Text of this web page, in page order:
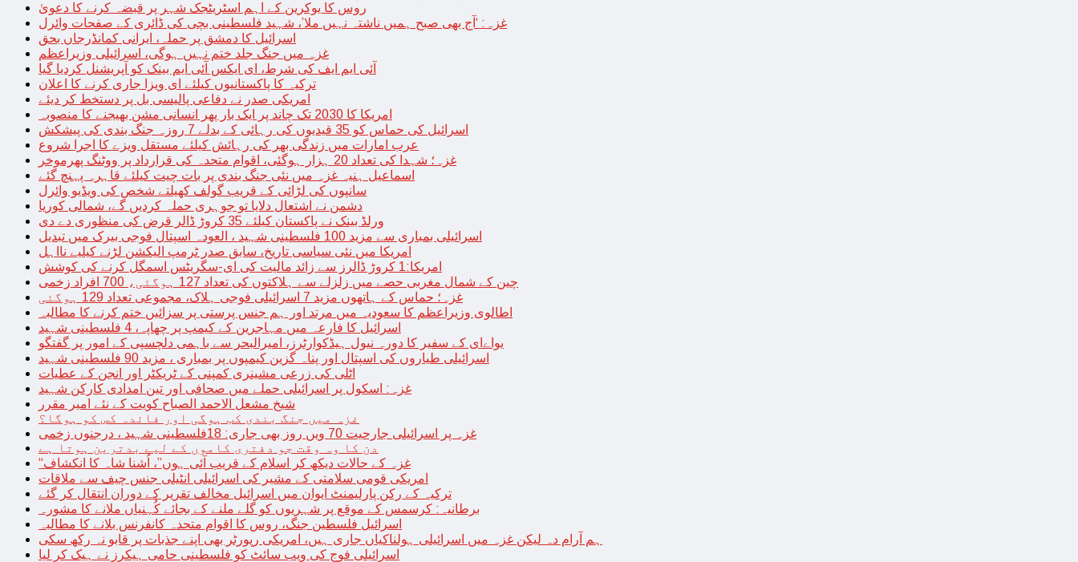
روس کا یوکرین کے اہم اسٹریٹجک شہر پر قبضہ کرنے کا دعویٰ
غزہ: ‘آج بھی صبح ہمیں ناشتہ نہیں ملا’، شہید فلسطینی بچی کی ڈائری کے صفحات وائرل
اسرائیل کا دمشق پر حملہ، ایرانی کمانڈرجاں بحق
غزہ میں جنگ جلد ختم نہیں ہوگی، اسرائیلی وزیراعظم
آئی ایم ایف کی شرط، ای ایکس آئی ایم بینک کو آپریشنل کردیا گیا
ترکیہ کا پاکستانیوں کیلئے ای ویزا جاری کرنے کا اعلان
امریکی صدر نے دفاعی پالیسی بل پر دستخط کر دیئے
امریکا کا 2030 تک چاند پر ایک بار پھر انسانی مشن بھیجنے کا منصوبہ
اسرائیل کی حماس کو 35 قیدیوں کی رہائی کے بدلے 7 روزہ جنگ بندی کی پیشکش
عرب امارات میں زندگی بھر کی رہائش کیلئے مستقل ویزے کا اجرا شروع
غزہ؛ شہدا کی تعداد 20 ہزار ہوگئی، اقوام متحدہ کی قرارداد پر ووٹنگ پھرموخر
اسماعیل ہنیہ غزہ میں نئی جنگ بندی پر بات چیت کیلئے قاہرہ پہنچ گئے
سانپوں کی لڑائی کے قریب گولف کھیلتے شخص کی ویڈیو وائرل
دشمن نے اشتعال دلایا تو جوہری حملہ کردیں گے، شمالی کوریا
ورلڈ بینک نے پاکستان کیلئے 35 کروڑ ڈالر قرض کی منظوری دے دی
اسرائیلی بمباری سے مزید 100 فلسطینی شہید ، العودہ اسپتال فوجی بیرک میں تبدیل
امریکا میں نئی سیاسی تاریخ، سابق صدر ٹرمپ الیکشن لڑنے کیلیے نااہل
امریکا:1 کروڑ ڈالرز سے زائد مالیت کی ای-سگریٹس اسمگل کرنے کی کوشش
چین کے شمال مغربی حصے میں زلزلے سے ہلاکتوں کی تعداد 127 ہوگئی، 700 افراد زخمی
غزہ؛ حماس کے ہاتھوں مزید 7 اسرائیلی فوجی ہلاک، مجموعی تعداد 129 ہوگئی
اطالوی وزیراعظم کا سعودیہ میں مرتد اور ہم جنس پرستی پر سزائیں ختم کرنے کا مطالبہ
اسرائیل کا فارعہ میں مہاجرین کے کیمپ پر چھاپہ، 4 فلسطینی شہید
یواےای کے سفیر کا دورہ نیول ہیڈکوارٹرز، امیرالبحر سے باہمی دلچسپی کے امور پر گفتگو
اسرائیلی طیاروں کی اسپتال اور پناہ گزین کیمپوں پر بمباری ، مزید 90 فلسطینی شہید
اٹلی کی زرعی مشینری کمپنی کے ٹریکٹر اور انجن کے عطیات
غزہ: اسکول پر اسرائیلی حملے میں صحافی اور تین امدادی کارکن شہید
شیخ مشعل الاحمد الصباح کویت کے نئے امیر مقرر
غزہ میں جنگ بندی کب ہوگی اور فائدہ کس کو ہوگا؟
غزہ پر اسرائیلی جارحیت 70 ویں روز بھی جاری: 18فلسطینی شہید ، درجنوں زخمی
دن کا وہ وقت جو دفتری کاموں کے لیے بدترین ہوتا ہے
“غزہ کے حالات دیکھ کر اسلام کے قریب آئی ہوں”، اُشنا شاہ کا انکشاف
امریکی قومی سلامتی کے مشیر کی اسرائیلی انٹیلی جنس چیف سے ملاقات
ترکیہ کے رکن پارلیمنٹ ایوان میں اسرائیل مخالف تقریر کے دوران انتقال کر گئے
برطانیہ: کرسمس کے موقع پر شہریوں کو گلے ملنے کے بجائے کُہنیاں ملانے کا مشورہ
اسرائیل فلسطین جنگ، روس کا اقوام متحدہ کانفرنس بلانے کا مطالبہ
ہم آرام دہ لیکن غزہ میں اسرائیلی ہولناکیاں جاری ہیں، امریکی رپورٹر بھی اپنے جذبات پر قابو نہ رکھ سکی
اسرائیلی فوج کی ویب سائٹ کو فلسطینی حامی ہیکرز نے ہیک کر لیا